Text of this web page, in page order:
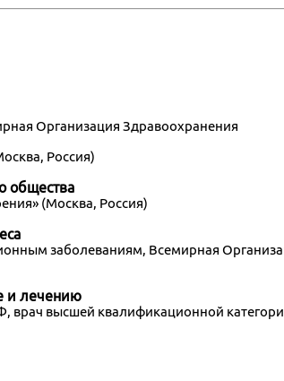
Организация Здравоохранения
Россия)
общества
(Москва, Россия)
заболеваниям, Всемирная
и лечению
врач высшей квалификационной